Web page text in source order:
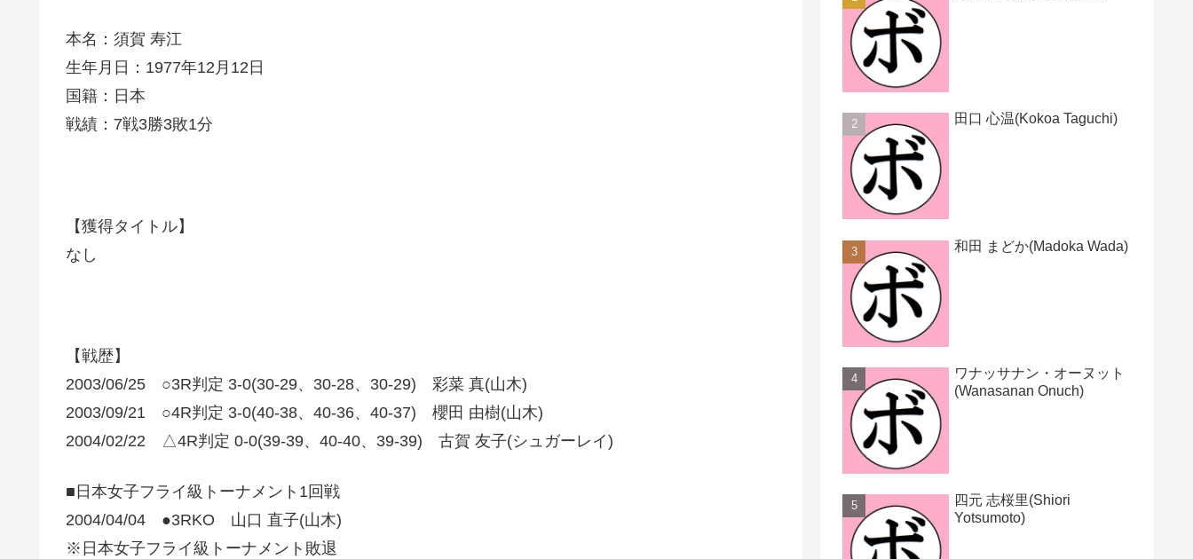
本名：須賀 寿江
生年月日：1977年12月12日
国籍：日本
戦績：7戦3勝3敗1分
【獲得タイトル】
なし
【戦歴】
2003/06/25 ○3R判定 3-0(30-29、30-28、30-29) 彩菜 真(山木)
2003/09/21 ○4R判定 3-0(40-38、40-36、40-37) 櫻田 由樹(山木)
2004/02/22 △4R判定 0-0(39-39、40-40、39-39) 古賀 友子(シュガーレイ)
■日本女子フライ級トーナメント1回戦
2004/04/04 ●3RKO 山口 直子(山木)
※日本女子フライ級トーナメント敗退
田口 心温(Kokoa Taguchi)
和田 まどか(Madoka Wada)
ワナッサナン・オーヌット
(Wanasanan Onuch)
四元 志桜里(Shiori
Yotsumoto)